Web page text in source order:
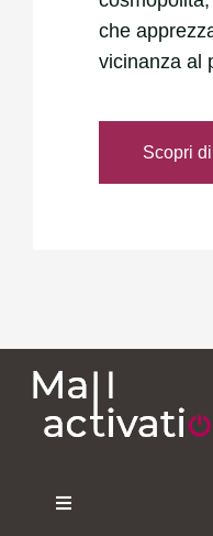
che
vicinanza al
Scopri
Toggle